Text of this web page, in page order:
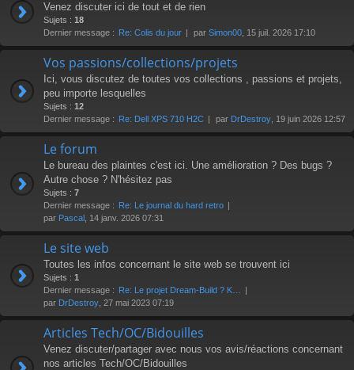
Venez discuter ici de tout et de rien
Sujets : 18
Dernier message : Re: Colis du jour par Simon00 , 15 juil. 2026 17:10
Vos passions/collections/projets
Ici, vous discutez de toutes vos collections , passions et projets,
peu importe lesquelles
Sujets : 12
Dernier message : Re: Dell XPS 710 H2C par DrDestroy , 19 juin 2026 12:57
Le forum
Le bureau des plaintes c'est ici. Une amélioration ? Des bugs ?
Autre chose ? N'hésitez pas
Sujets : 7
Dernier message : Re: Le journal du hard retro
par Pascal , 14 janv. 2026 07:31
Le site web
Toutes les infos concernant le site web se trouvent ici
Sujets : 1
Dernier message : Re: Le projet Dream-Build ? K…
par DrDestroy , 27 mai 2023 07:19
Articles Tech/OC/Bidouilles
Venez discuter/partager avec nous vos avis/réactions concernant
nos articles Tech/OC/Bidouilles